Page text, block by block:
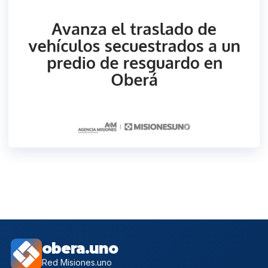
obera.uno
Red Misiones.uno